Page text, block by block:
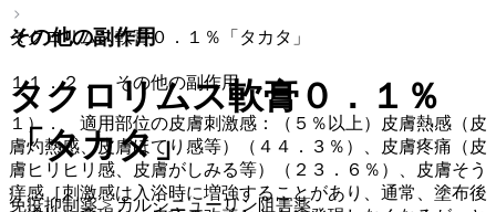
その他の副作用
１１．２． その他の副作用
１）． 適用部位の皮膚刺激感：（５％以上）皮膚熱感（皮
膚灼熱感、皮膚ほてり感等）（４４．３％）、皮膚疼痛（皮
膚ヒリヒリ感、皮膚がしみる等）（２３．６％）、皮膚そう
痒感［刺激感は入浴時に増強することがあり、通常、塗布後
タクロリムス軟膏０．１％「タカタ」
タクロリムス軟膏０．１％
「タカタ」
免疫抑制薬 > カルシニューリン阻害薬